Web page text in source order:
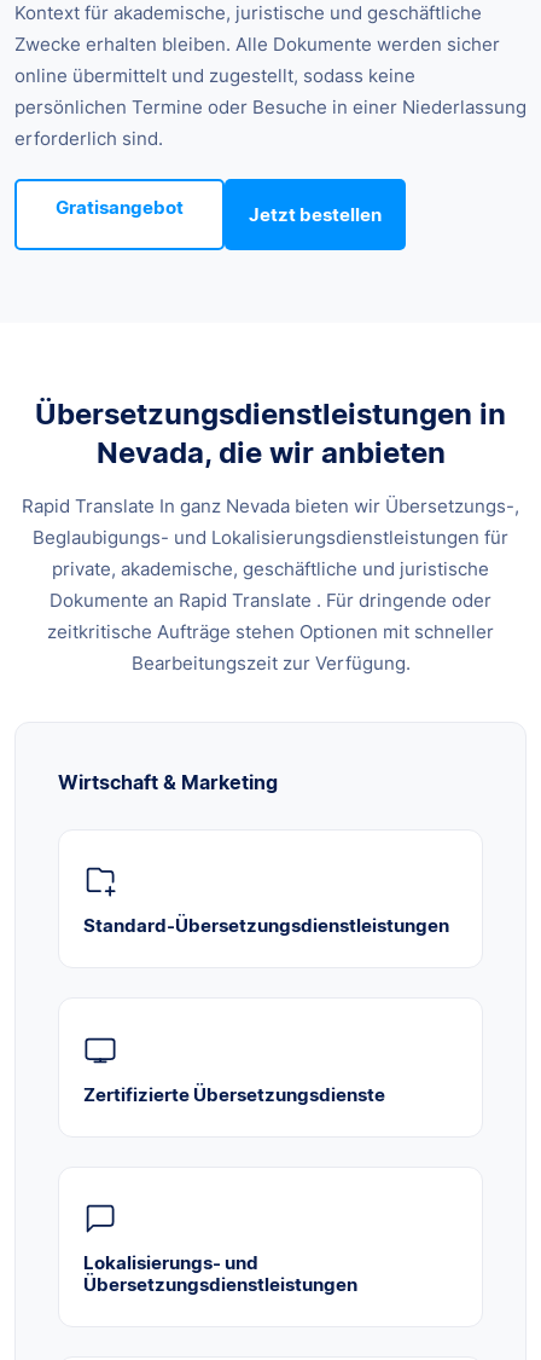
Kontext für akademische, juristische und geschäftliche
Zwecke erhalten bleiben. Alle Dokumente werden sicher
online übermittelt und zugestellt, sodass keine
persönlichen Termine oder Besuche in einer Niederlassung
erforderlich sind.
Gratisangebot Jetzt bestellen
Übersetzungsdienstleistungen in
Nevada, die wir anbieten
Rapid Translate In ganz Nevada bieten wir Übersetzungs-,
Beglaubigungs- und Lokalisierungsdienstleistungen für
private, akademische, geschäftliche und juristische
Dokumente an Rapid Translate . Für dringende oder
zeitkritische Aufträge stehen Optionen mit schneller
Bearbeitungszeit zur Verfügung.
Wirtschaft & Marketing
Standard-Übersetzungsdienstleistungen
Zertifizierte Übersetzungsdienste
Lokalisierungs- und
Übersetzungsdienstleistungen